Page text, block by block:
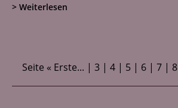
> Weiterlesen
Seite « Erste... 3 4 5 6 7 8